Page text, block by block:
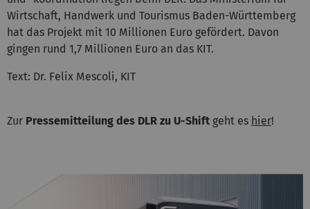
Wirtschaft, Handwerk und Tourismus Baden-Württemberg
hat das Projekt mit 10 Millionen Euro gefördert. Davon
gingen rund 1,7 Millionen Euro an das KIT.
Text: Dr. Felix Mescoli, KIT
Zur Pressemitteilung des DLR zu U-Shift geht es hier!